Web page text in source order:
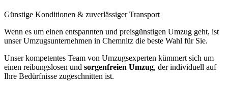
Günstige Konditionen & zuverlässiger Transport
Wenn es um einen entspannten und preisgünstigen Umzug geht, ist
unser Umzugsunternehmen in Chemnitz die beste Wahl für Sie.
Unser kompetentes Team von Umzugsexperten kümmert sich um
einen reibungslosen und sorgenfreien Umzug, der individuell auf
Ihre Bedürfnisse zugeschnitten ist.